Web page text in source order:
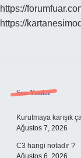
https://
https://
Sidebar
Son Yazılar
Kurutmaya karışık
Ağustos 7, 2026
C3 hangi notadır ?
Ağustos 6, 2026